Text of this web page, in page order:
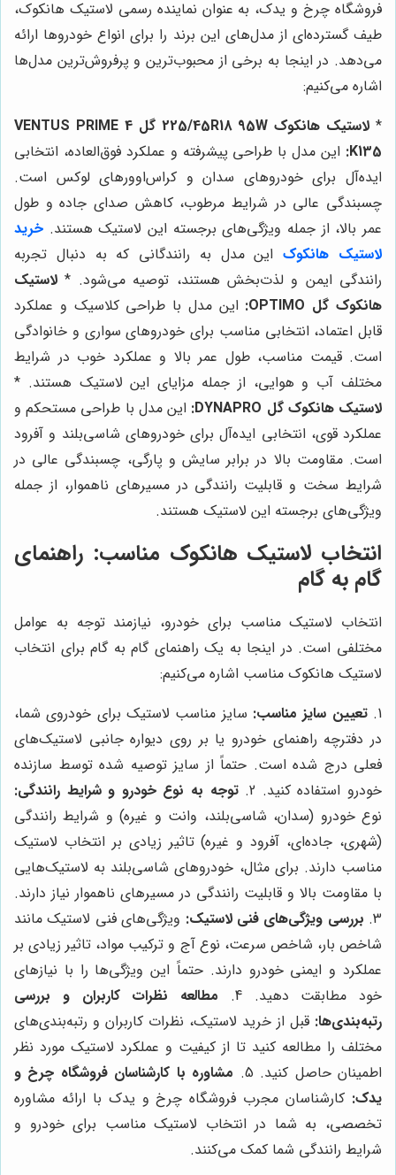
فروشگاه چرخ و یدک، به عنوان نماینده رسمی لاستیک هانکوک،
طیف گسترده‌ای از مدل‌های این برند را برای انواع خودروها ارائه
می‌دهد. در اینجا به برخی از محبوب‌ترین و پرفروش‌ترین مدل‌ها
اشاره می‌کنیم:
*
لاستیک هانکوک 225/45R18 95W گل VENTUS PRIME 4
K135: این مدل با طراحی پیشرفته و عملکرد فوق‌العاده، انتخابی
ایده‌آل برای خودروهای سدان و کراس‌اوورهای لوکس است.
چسبندگی عالی در شرایط مرطوب، کاهش صدای جاده و طول
عمر بالا، از جمله ویژگی‌های برجسته این لاستیک هستند. خرید
لاستیک هانکوکاین مدل به رانندگانی که به دنبال تجربه
رانندگی ایمن و لذت‌بخش هستند، توصیه می‌شود. * لاستیک
هانکوک گل OPTIMO:
این مدل با طراحی کلاسیک و عملکرد
قابل اعتماد، انتخابی مناسب برای خودروهای سواری و خانوادگی
است. قیمت مناسب، طول عمر بالا و عملکرد خوب در شرایط
مختلف آب و هوایی، از جمله مزایای این لاستیک هستند. *
لاستیک هانکوک گل DYNAPRO:
این مدل با طراحی مستحکم و
عملکرد قوی، انتخابی ایده‌آل برای خودروهای شاسی‌بلند و آفرود
است. مقاومت بالا در برابر سایش و پارگی، چسبندگی عالی در
شرایط سخت و قابلیت رانندگی در مسیرهای ناهموار، از جمله
ویژگی‌های برجسته این لاستیک هستند.
انتخاب لاستیک هانکوک مناسب: راهنمای
گام به گام
انتخاب لاستیک مناسب برای خودرو، نیازمند توجه به عوامل
مختلفی است. در اینجا به یک راهنمای گام به گام برای انتخاب
لاستیک هانکوک مناسب اشاره می‌کنیم:
1. تعیین سایز مناسب: سایز مناسب لاستیک برای خودروی شما،
در دفترچه راهنمای خودرو یا بر روی دیواره جانبی لاستیک‌های
فعلی درج شده است. حتماً از سایز توصیه شده توسط سازنده
خودرو استفاده کنید. 2.
توجه به نوع خودرو و شرایط رانندگی:
نوع خودرو (سدان، شاسی‌بلند، وانت و غیره) و شرایط رانندگی
(شهری، جاده‌ای، آفرود و غیره) تاثیر زیادی بر انتخاب لاستیک
مناسب دارند. برای مثال، خودروهای شاسی‌بلند به لاستیک‌هایی
با مقاومت بالا و قابلیت رانندگی در مسیرهای ناهموار نیاز دارند.
3. بررسی ویژگی‌های فنی لاستیک: ویژگی‌های فنی لاستیک مانند
شاخص بار، شاخص سرعت، نوع آج و ترکیب مواد، تاثیر زیادی بر
عملکرد و ایمنی خودرو دارند. حتماً این ویژگی‌ها را با نیازهای
خود مطابقت دهید. 4.
مطالعه نظرات کاربران و بررسی
رتبه‌بندی‌ها: قبل از خرید لاستیک، نظرات کاربران و رتبه‌بندی‌های
مختلف را مطالعه کنید تا از کیفیت و عملکرد لاستیک مورد نظر
اطمینان حاصل کنید. 5.
مشاوره با کارشناسان فروشگاه چرخ و
یدک: کارشناسان مجرب فروشگاه چرخ و یدک با ارائه مشاوره
تخصصی، به شما در انتخاب لاستیک مناسب برای خودرو و
شرایط رانندگی شما کمک می‌کنند.